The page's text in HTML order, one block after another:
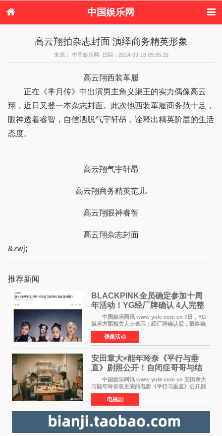
中国娱乐网
电视剧
演唱会 综艺节目
偶像活动
高云翔拍杂志封面 演绎商务精英形象
来源： 中国娱乐网 日期：2014-09-16 09:35:25
高云翔西装革履
正在《芈月传》中出演男主角义渠王的实力偶像高云
翔，近日又登一本杂志封面。此次他西装革履商务范十足，
眼神透着睿智，自信洒脱气宇轩昂，诠释出精英阶层的生活
态度。
高云翔气宇轩昂
高云翔商务精英范儿
高云翔眼神睿智
高云翔杂志封面
&zwj;
推荐新闻
BLACKPINK全员确定参加十周
年活动！YG经厂牌确认 4人完整
体合体成行
中国娱乐网讯 www yule com cn 7日，YG
娱乐方面相关人士表示：经厂牌确认后，最终确
定4名成员均将出席。YG方面最终确认了智秀、
JENNIE、ROS&Eacute;、LISA四位
BLACKPINK成员全员出席，使组
偶像活动
安田章大×能年玲奈《平行与垂
直》剧照公开！自闭症哥哥与结
婚前夕妹妹直面未来
中国娱乐网讯 www yule com cn 安田章大
与能年玲奈双主演的电影《平行与垂直》公开剧
照，该片将于8月28日上映。 本片围绕患有自
闭症谱系障碍的哥哥大贵（安田章大 饰）与即将
结婚的妹妹
电视剧